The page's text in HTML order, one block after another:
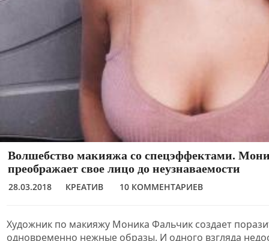
Волшебство макияжа со спецэффектами.
преображает свое лицо до неузнаваемости
28.03.2018 КРЕАТИВ 10 КОММЕНТАРИЕВ
Художник по макияжу Моника Фальчик создает
одновременно нежные образы. И одного взгляда